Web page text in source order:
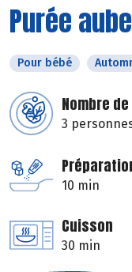
Purée
Pour bébé
Nombre
3
10 min
Cuisson
30 min